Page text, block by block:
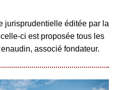
jurisprudentielle éditée par la
ci est proposée tous les
associé fondateur.